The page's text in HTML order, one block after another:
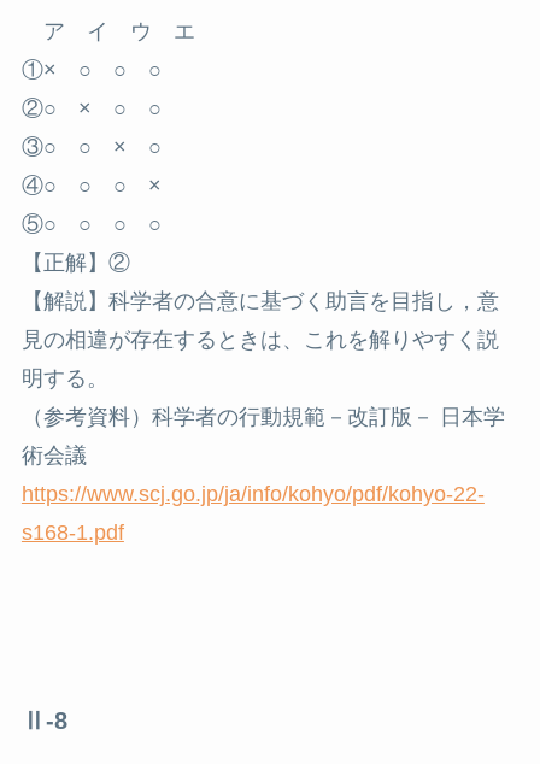
ア イ ウ エ
①× ○ ○ ○
②○ × ○ ○
③○ ○ × ○
④○ ○ ○ ×
⑤○ ○ ○ ○
【正解】②
【解説】科学者の合意に基づく助言を目指し，意
見の相違が存在するときは、これを解りやすく説
明する。
（参考資料）科学者の行動規範－改訂版－ 日本学
術会議
https://www.scj.go.jp/ja/info/kohyo/pdf/kohyo-22-
s168-1.pdf
Ⅱ-8